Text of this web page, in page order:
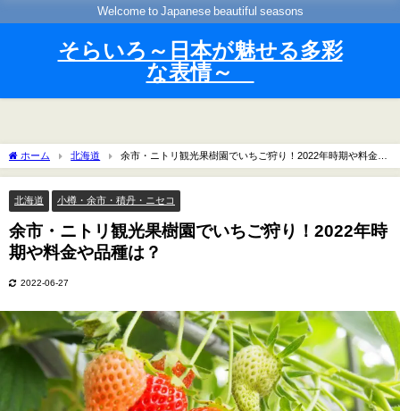
Welcome to Japanese beautiful seasons
そらいろ～日本が魅せる多彩
な表情～
ホーム 北海道
余市・ニトリ観光果樹園でいちご狩り！2022年時期や料金や
品種は？
北海道 小樽・余市・積丹・ニセコ
余市・ニトリ観光果樹園でいちご狩り！2022年時
期や料金や品種は？
2022-06-27